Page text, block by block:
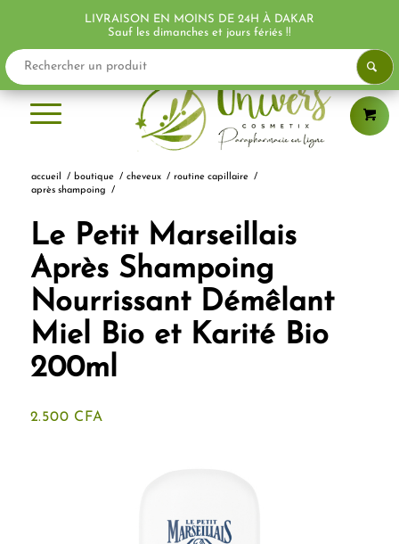
accueil / boutique / cheveux / routine capillaire
/
après shampoing
/
Le Petit Marseillais
Après Shampoing
Nourrissant Démêlant
Miel Bio et Karité Bio
200ml
2.500 CFA
LIVRAISON EN MOINS DE 24H À DAKAR
Sauf les dimanches et jours fériés !!